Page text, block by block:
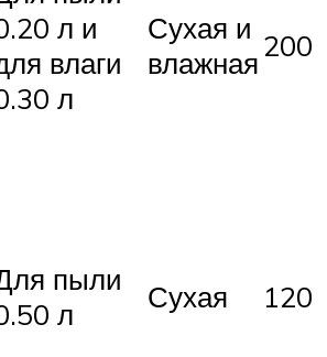
л и
влаги
л
Сухая и
влажная200
пыли
л
Сухая 120